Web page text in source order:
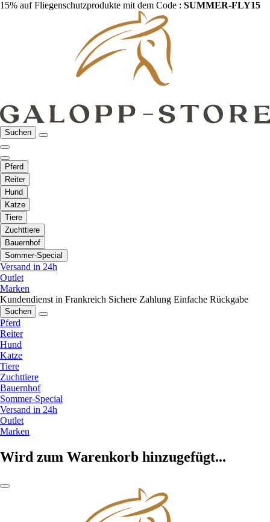
15% auf Fliegenschutzprodukte mit dem Code : SUMMER-FLY15
Suchen
Pferd
Reiter
Hund
Katze
Tiere
Zuchttiere
Bauernhof
Sommer-Special
Versand in 24h
Outlet
Marken
Kundendienst in Frankreich Sichere Zahlung Einfache Rückgabe
Suchen
Pferd
Reiter
Hund
Katze
Tiere
Zuchttiere
Bauernhof
Sommer-Special
Versand in 24h
Outlet
Marken
Wird zum Warenkorb hinzugefügt...